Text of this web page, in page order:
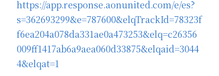
https://app.response.aonunited.com/e/es?
s=362693299&e=787600&elqTrackId=78323f
f6ea204a078da331ae0a473253&elq=c26356
009ff1417ab6a9aea060d33875&elqaid=3044
4&elqat=1